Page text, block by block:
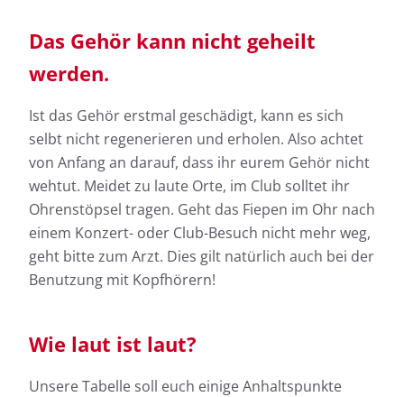
Das Gehör kann nicht geheilt
werden.
Ist das Gehör erstmal geschädigt, kann es sich
selbt nicht regenerieren und erholen. Also achtet
von Anfang an darauf, dass ihr eurem Gehör nicht
wehtut. Meidet zu laute Orte, im Club solltet ihr
Ohrenstöpsel tragen. Geht das Fiepen im Ohr nach
einem Konzert- oder Club-Besuch nicht mehr weg,
geht bitte zum Arzt. Dies gilt natürlich auch bei der
Benutzung mit Kopfhörern!
Wie laut ist laut?
Unsere Tabelle soll euch einige Anhaltspunkte